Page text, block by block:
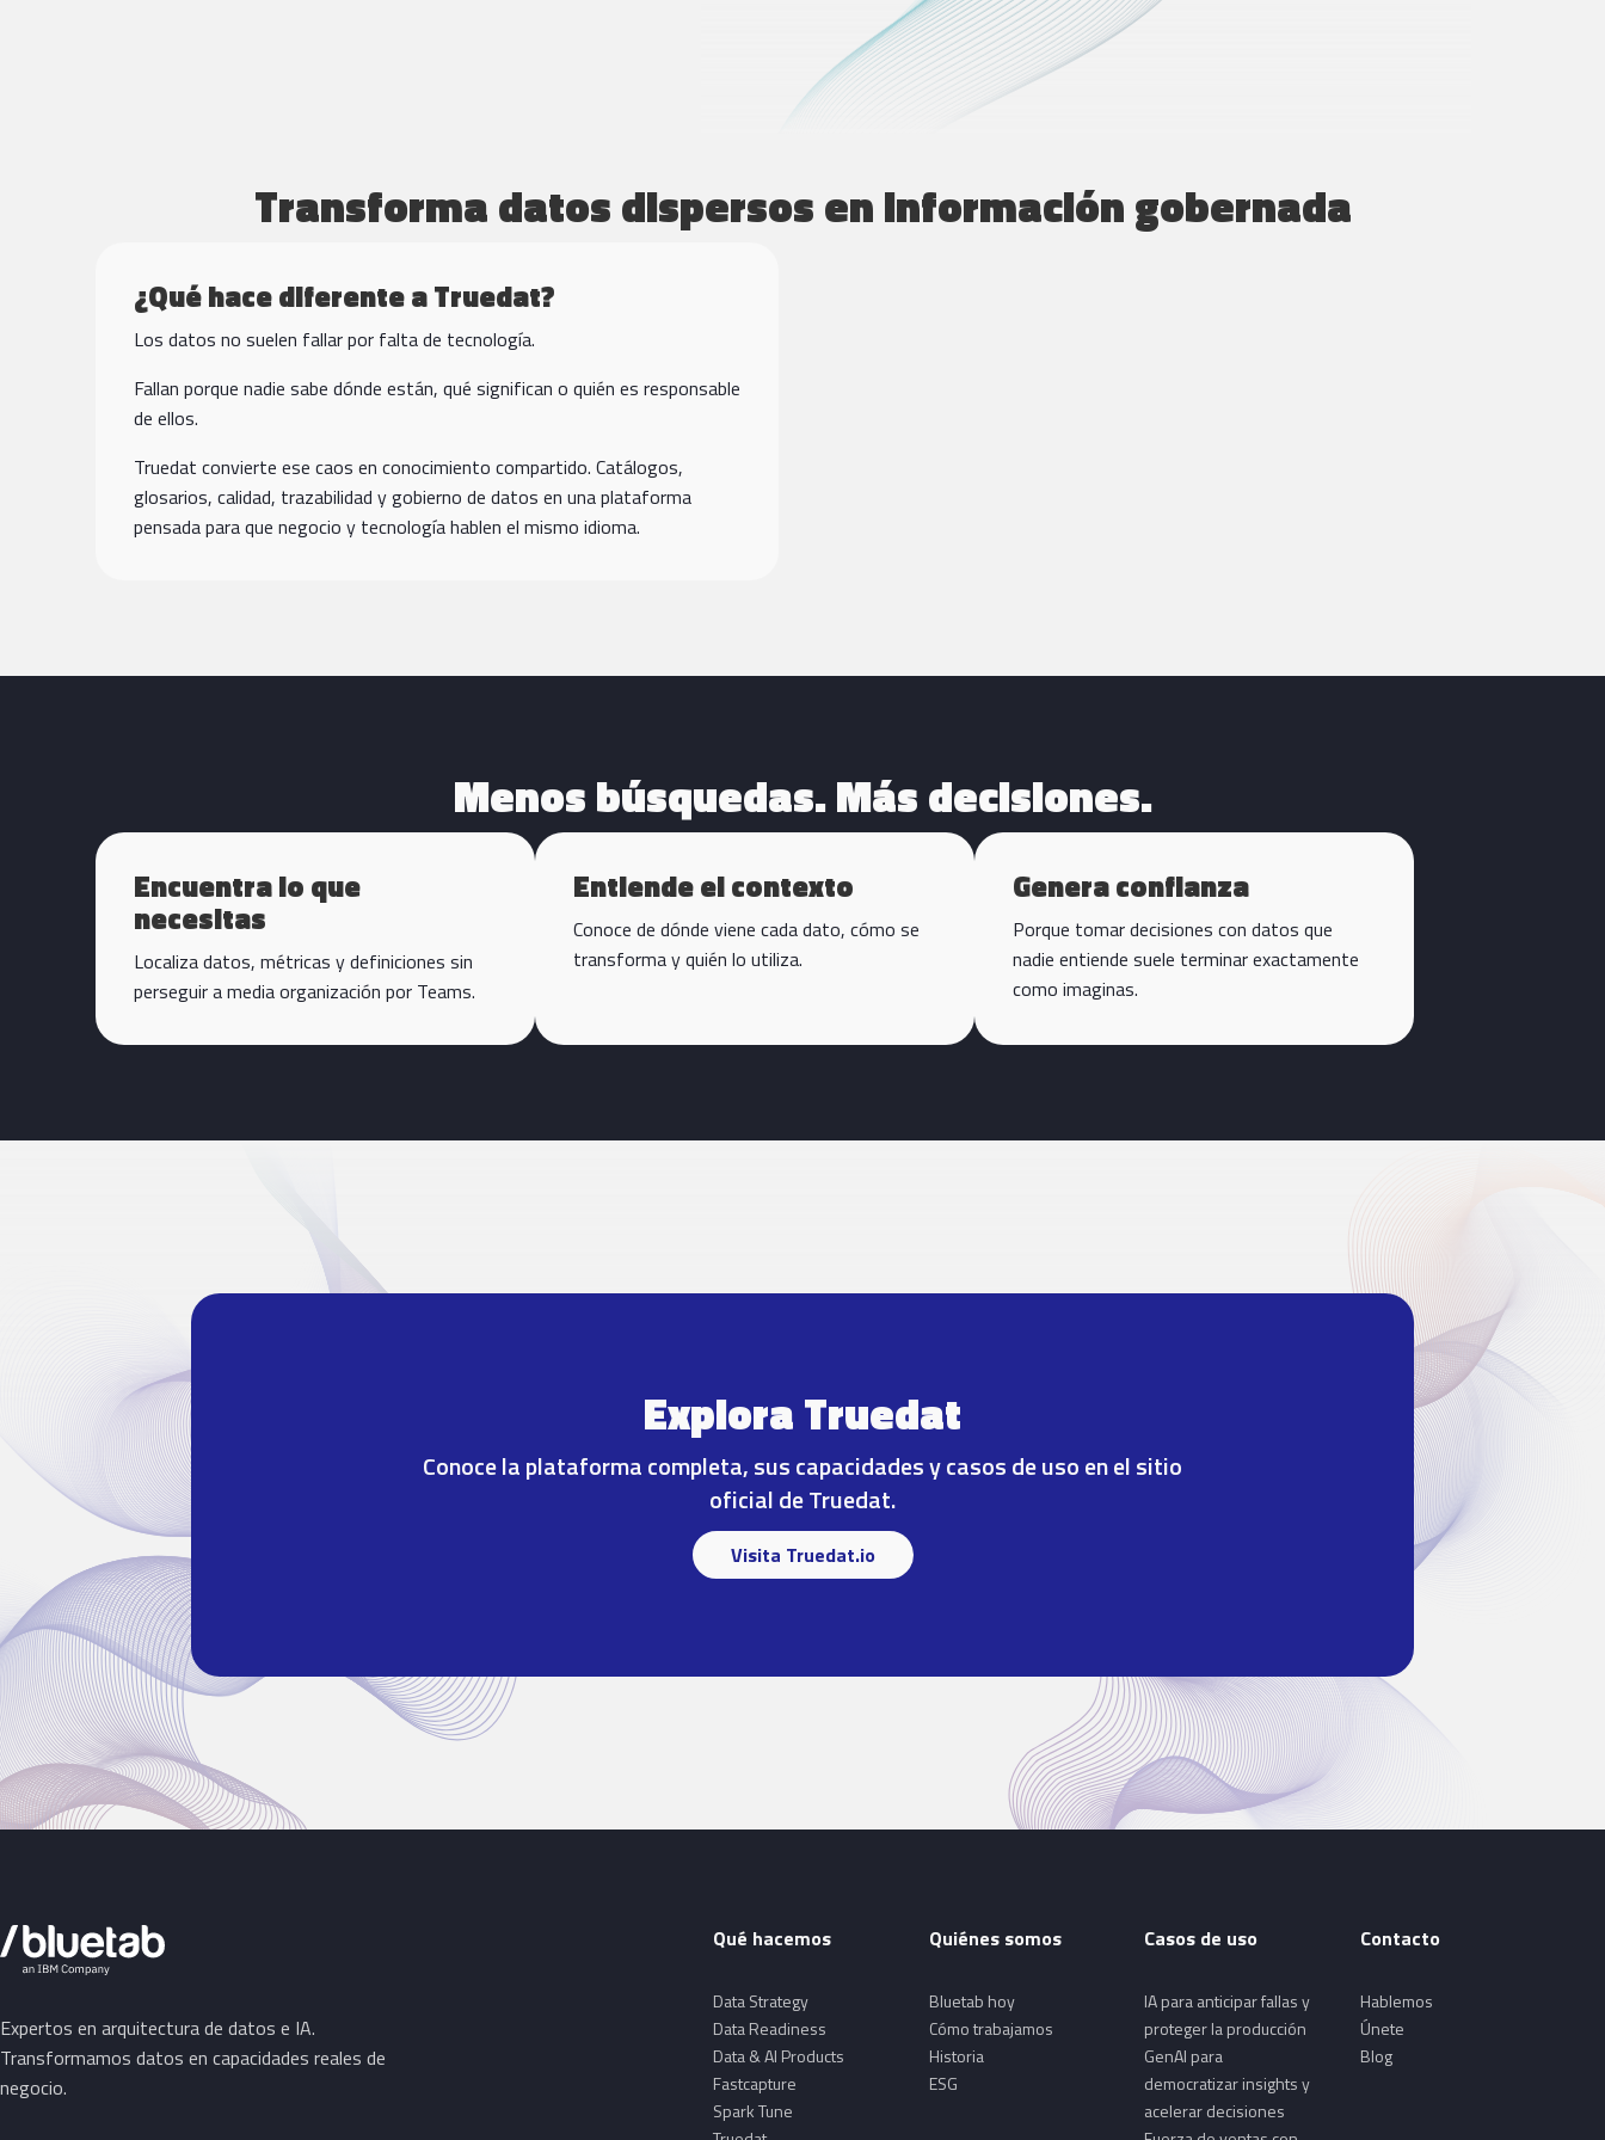
Transforma datos dispersos en información gobernada
¿Qué hace diferente a Truedat?
Los datos no suelen fallar por falta de tecnología.
Fallan porque nadie sabe dónde están, qué significan o quién es responsable
de ellos.
Truedat convierte ese caos en conocimiento compartido. Catálogos,
glosarios, calidad, trazabilidad y gobierno de datos en una plataforma
pensada para que negocio y tecnología hablen el mismo idioma.
Menos búsquedas. Más decisiones.
Encuentra lo que
necesitas
Localiza datos, métricas y definiciones sin
perseguir a media organización por Teams.
Entiende el contexto
Conoce de dónde viene cada dato, cómo se
transforma y quién lo utiliza.
Genera confianza
Porque tomar decisiones con datos que
nadie entiende suele terminar exactamente
como imaginas.
Explora Truedat
Conoce la plataforma completa, sus capacidades y casos de uso en el sitio
oficial de Truedat.
Visita Truedat.io
Expertos en arquitectura de datos e IA.
Transformamos datos en capacidades reales de
negocio.
Qué hacemos
Data Strategy
Data Readiness
Data & AI Products
Fastcapture
Spark Tune
Quiénes somos
Bluetab hoy
Cómo trabajamos
Historia
ESG
Casos de uso
IA para anticipar fallas y
proteger la producción
GenAI para
democratizar insights y
acelerar decisiones
Contacto
Hablemos
Únete
Blog